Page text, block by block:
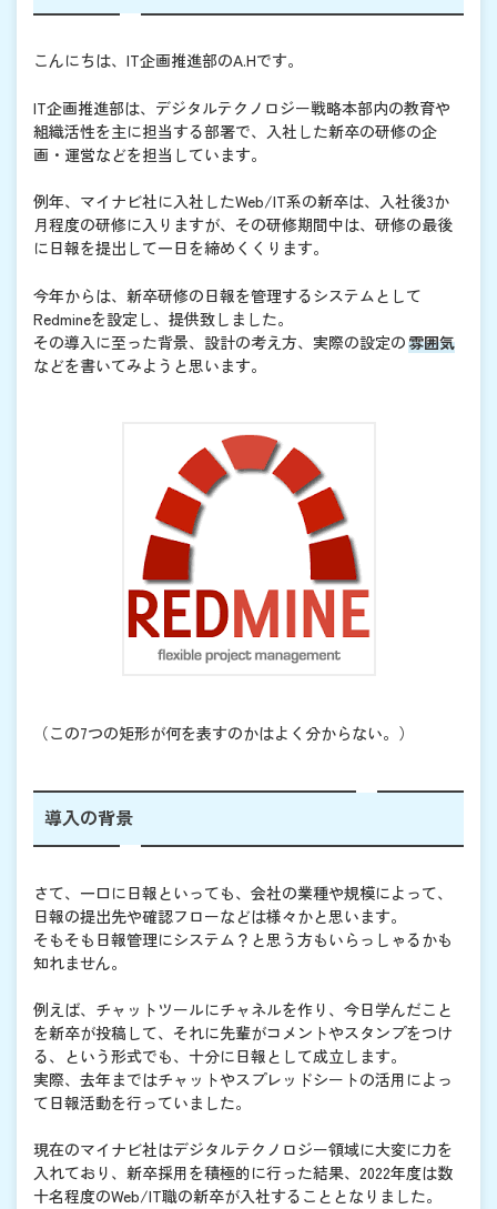
こんにちは、IT企画推進部のA.Hです。
IT企画推進部は、デジタルテクノロジー戦略本部内の教育や
組織活性を主に担当する部署で、入社した新卒の研修の企
画・運営などを担当しています。
例年、マイナビ社に入社したWeb/IT系の新卒は、入社後3か
月程度の研修に入りますが、その研修期間中は、研修の最後
に日報を提出して一日を締めくくります。
今年からは、新卒研修の日報を管理するシステムとして
Redmineを設定し、提供致しました。
その導入に至った背景、設計の考え方、実際の設定の雰囲気
などを書いてみようと思います。
（この7つの矩形が何を表すのかはよく分からない。）
導入の背景
さて、一口に日報といっても、会社の業種や規模によって、
日報の提出先や確認フローなどは様々かと思います。
そもそも日報管理にシステム？と思う方もいらっしゃるかも
知れません。
例えば、チャットツールにチャネルを作り、今日学んだこと
を新卒が投稿して、それに先輩がコメントやスタンプをつけ
る、という形式でも、十分に日報として成立します。
実際、去年まではチャットやスプレッドシートの活用によっ
て日報活動を行っていました。
現在のマイナビ社はデジタルテクノロジー領域に大変に力を
入れており、新卒採用を積極的に行った結果、2022年度は数
十名程度のWeb/IT職の新卒が入社することとなりました。